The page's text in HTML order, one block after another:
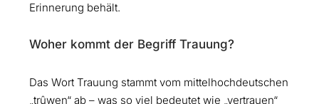
Erinnerung behält.
Woher kommt der Begriff Trauung?
Das Wort Trauung stammt vom mittelhochdeutschen
„trûwen“ ab – was so viel bedeutet wie „vertrauen“